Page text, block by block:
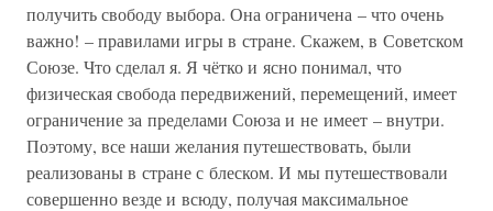
получить свободу выбора. Она ограничена – что очень
важно! – правилами игры в стране. Скажем, в Советском
Союзе. Что сделал я. Я чётко и ясно понимал, что
физическая свобода передвижений, перемещений, имеет
ограничение за пределами Союза и не имеет – внутри.
Поэтому, все наши желания путешествовать, были
реализованы в стране с блеском. И мы путешествовали
совершенно везде и всюду, получая максимальное